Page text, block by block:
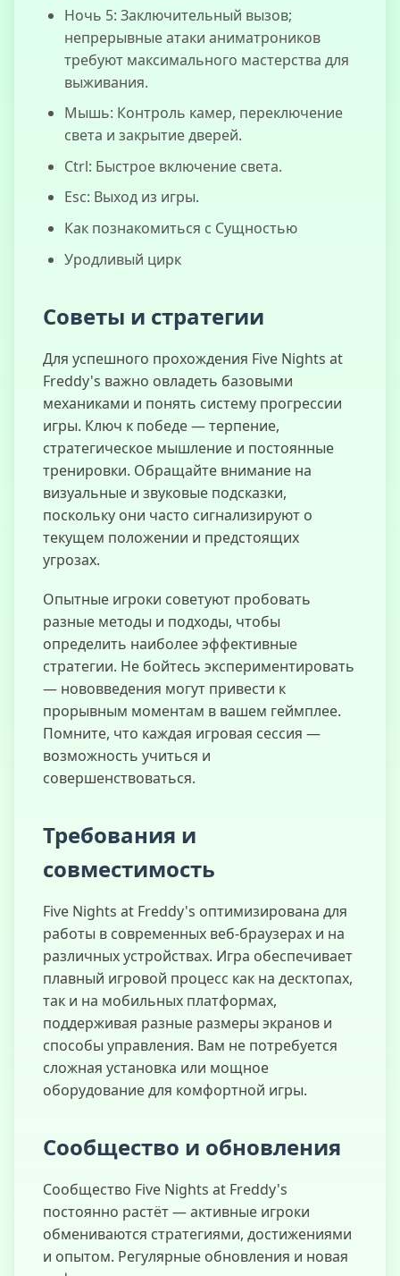
Ночь 5: Заключительный вызов;
непрерывные атаки аниматроников
требуют максимального мастерства для
выживания.
Мышь: Контроль камер, переключение
света и закрытие дверей.
Ctrl: Быстрое включение света.
Esc: Выход из игры.
Как познакомиться с Сущностью
Уродливый цирк
Советы и стратегии
Для успешного прохождения Five Nights at
Freddy's важно овладеть базовыми
механиками и понять систему прогрессии
игры. Ключ к победе — терпение,
стратегическое мышление и постоянные
тренировки. Обращайте внимание на
визуальные и звуковые подсказки,
поскольку они часто сигнализируют о
текущем положении и предстоящих
угрозах.
Опытные игроки советуют пробовать
разные методы и подходы, чтобы
определить наиболее эффективные
стратегии. Не бойтесь экспериментировать
— нововведения могут привести к
прорывным моментам в вашем геймплее.
Помните, что каждая игровая сессия —
возможность учиться и
совершенствоваться.
Требования и
совместимость
Five Nights at Freddy's оптимизирована для
работы в современных веб-браузерах и на
различных устройствах. Игра обеспечивает
плавный игровой процесс как на десктопах,
так и на мобильных платформах,
поддерживая разные размеры экранов и
способы управления. Вам не потребуется
сложная установка или мощное
оборудование для комфортной игры.
Сообщество и обновления
Сообщество Five Nights at Freddy's
постоянно растёт — активные игроки
обмениваются стратегиями, достижениями
и опытом. Регулярные обновления и новая